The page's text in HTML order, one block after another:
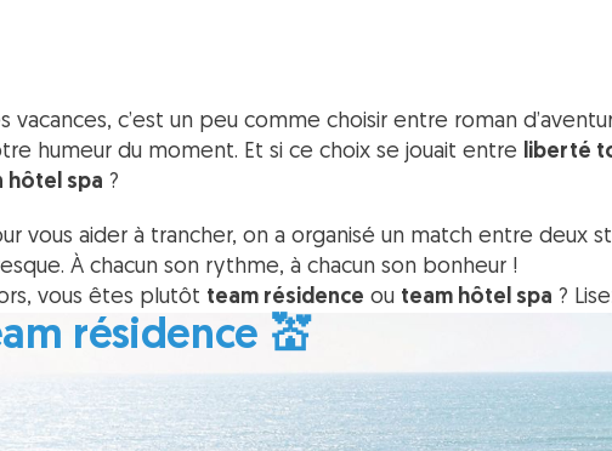
vacances, c’est un peu comme choisir entre roman
humeur du moment. Et si ce choix se jouait entre liberté
hôtel spa ?
vous aider à trancher, on a organisé un match entre deux
À chacun son rythme, à chacun son bonheur !
vous êtes plutôt team résidence ou team hôtel spa ?
résidence 💒